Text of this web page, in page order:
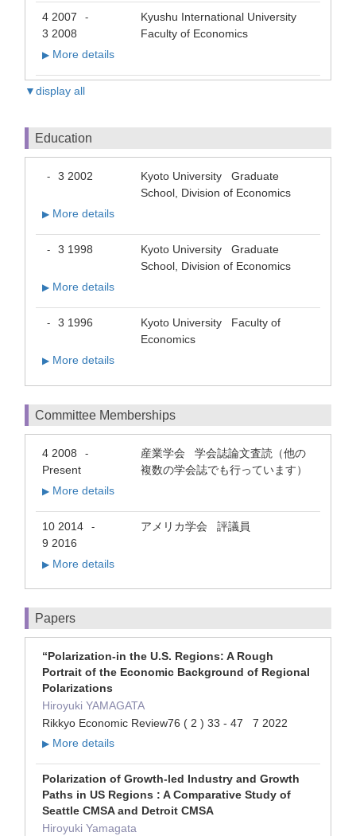
4 2007 -
3 2008
Kyushu International University
Faculty of Economics
▶ More details
▼display all
Education
- 3 2002
Kyoto University Graduate
School, Division of Economics
▶ More details
- 3 1998
Kyoto University Graduate
School, Division of Economics
▶ More details
- 3 1996
Kyoto University Faculty of
Economics
▶ More details
Committee Memberships
4 2008 -
Present
産業学会 学会誌論文査読（他の
複数の学会誌でも行っています）
▶ More details
10 2014 -
9 2016
アメリカ学会 評議員
▶ More details
Papers
“Polarization-in the U.S. Regions: A Rough
Portrait of the Economic Background of Regional
Polarizations
Hiroyuki YAMAGATA
Rikkyo Economic Review76 ( 2 ) 33 - 47 7 2022
▶ More details
Polarization of Growth-led Industry and Growth
Paths in US Regions : A Comparative Study of
Seattle CMSA and Detroit CMSA
Hiroyuki Yamagata